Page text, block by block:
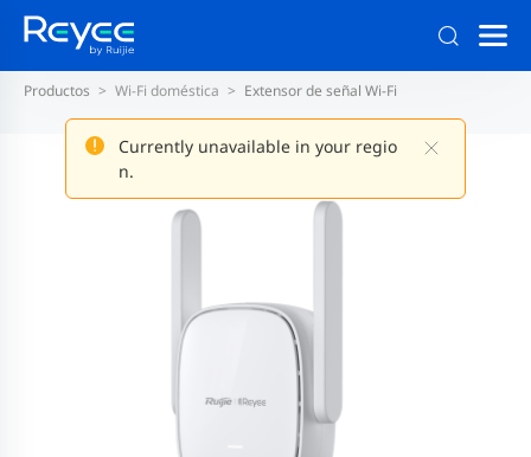
Currently unavailable in your regio
n.
Productos Wi-Fi doméstica Extensor de señal Wi-Fi